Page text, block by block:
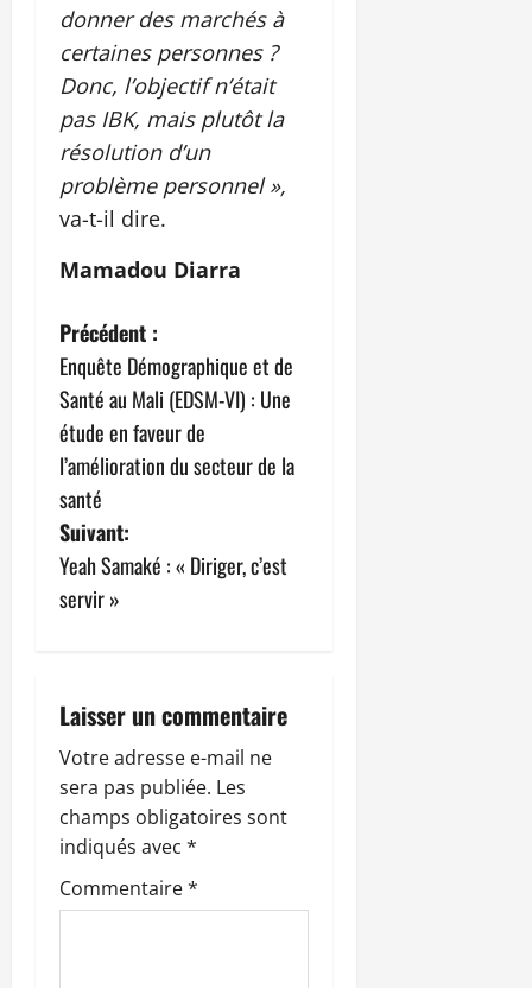
donner des marchés à
certaines personnes ?
Donc, l’objectif n’était
pas IBK, mais plutôt la
résolution d’un
problème personnel »,
va-t-il dire.
Mamadou Diarra
N
a
v
i
g
a
o
n
d
’
Précédent :
Enquête Démographique et de
Santé au Mali (EDSM-VI) : Une
étude en faveur de
l’amélioration du secteur de la
santé
Suivant:
Yeah Samaké : « Diriger, c’est
servir »
Laisser un commentaire
Votre adresse e-mail ne
sera pas publiée. Les
champs obligatoires sont
indiqués avec *
Commentaire*